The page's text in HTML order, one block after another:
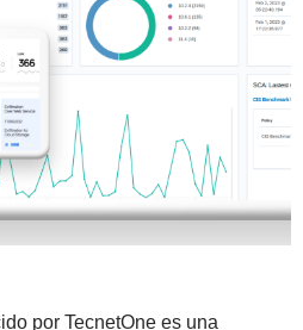
por TecnetOne es una